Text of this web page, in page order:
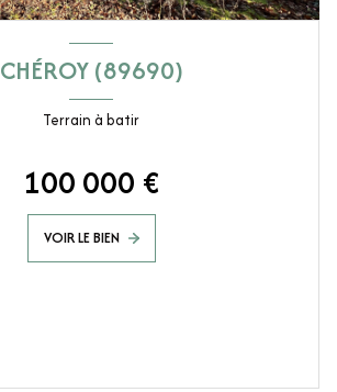
CHÉROY (89690)
Terrain à batir
100 000 €
VOIR LE BIEN